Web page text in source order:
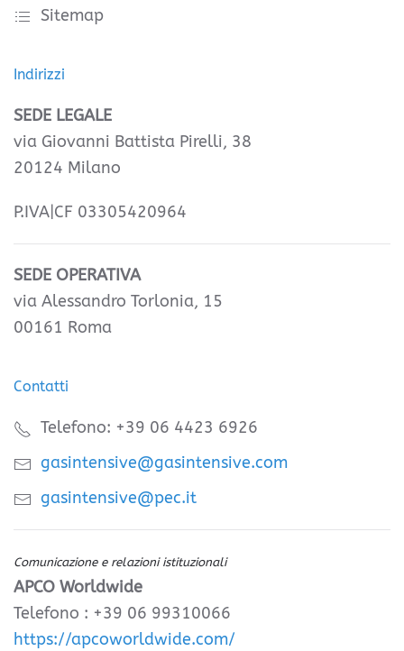
Sitemap
Indirizzi
SEDE LEGALE
via Giovanni Battista Pirelli, 38
20124 Milano
P.IVA|CF 03305420964
SEDE OPERATIVA
via Alessandro Torlonia, 15
00161 Roma
Contatti
Telefono: +39 06 4423 6926
gasintensive@gasintensive.com
gasintensive@pec.it
Comunicazione e relazioni istituzionali
APCO Worldwide
Telefono : +39 06 99310066
https://apcoworldwide.com/